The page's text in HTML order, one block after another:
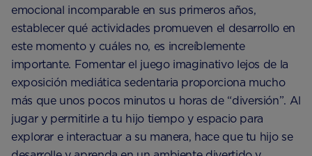
emocional incomparable en sus primeros años,
establecer qué actividades promueven el desarrollo en
este momento y cuáles no, es increíblemente
importante. Fomentar el juego imaginativo lejos de la
exposición mediática sedentaria proporciona mucho
más que unos pocos minutos u horas de “diversión”. Al
jugar y permitirle a tu hijo tiempo y espacio para
explorar e interactuar a su manera, hace que tu hijo se